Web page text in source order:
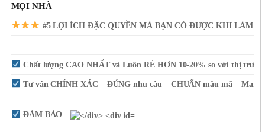
MỌI NHÀ
#5 LỢI ÍCH ĐẶC QUYỀN MÀ BẠN CÓ ĐƯỢC KHI LÀM
Chất lượng CAO NHẤT và Luôn RẺ HƠN 10-20% so với thị
Tư vấn CHÍNH XÁC – ĐÚNG nhu cầu – CHUẨN mẫu mã –
ĐẢM BẢO